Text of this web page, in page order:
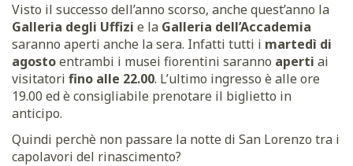
Visto il successo dell’anno scorso, anche quest’anno la
Galleria degli Uffizi e la Galleria dell’Accademia
saranno aperti anche la sera. Infatti tutti i martedì di
agostoentrambi i musei fiorentini saranno aperti ai
visitatori fino alle 22.00. L’ultimo ingresso è alle ore
19.00 ed è consigliabile prenotare il biglietto in
anticipo.
Quindi perchè non passare la notte di San Lorenzo tra i
capolavori del rinascimento?